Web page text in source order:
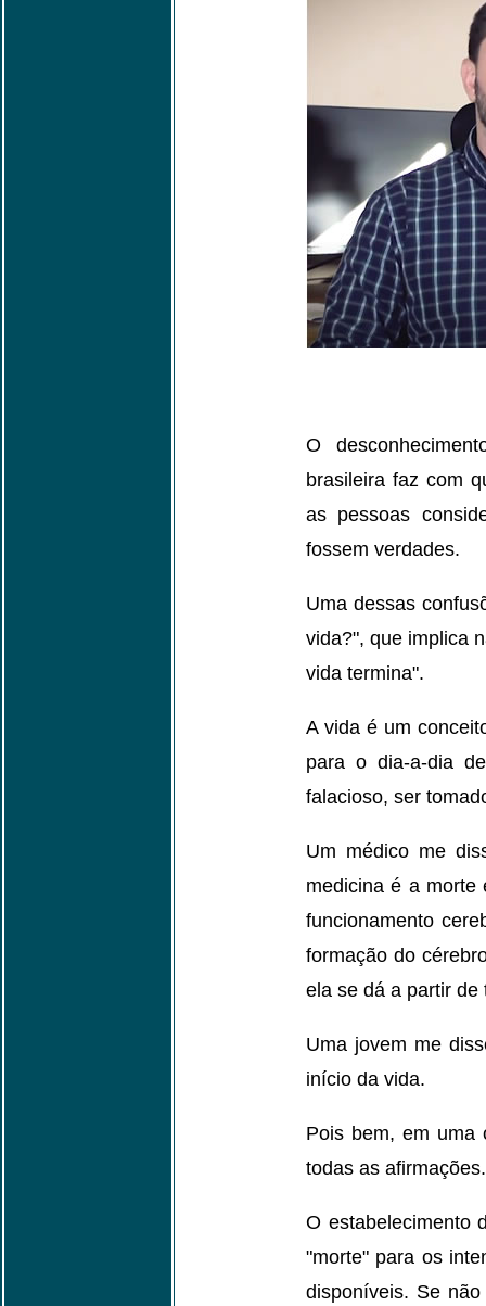
O
brasileira faz com
as pessoas
fossem verdades.
Uma dessas
vida?", que implica
vida termina".
A vida é um
para o dia-a-dia
falacioso, ser
Um médico me
medicina é a morte
funcionamento
formação do
ela se dá a partir de
Uma jovem me
início da vida.
Pois bem, em uma
todas as afirmações.
O estabelecimento
"morte" para os
disponíveis. Se